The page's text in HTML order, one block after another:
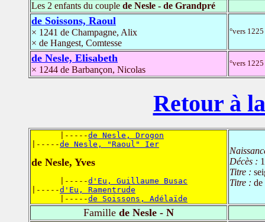
Les 2 enfants du couple de Nesle - de Grandpré
de Soissons, Raoul
× 1241 de Champagne, Alix
× de Hangest, Comtesse
°vers
de Nesle, Elisabeth
× 1244 de Barbançon, Nicolas
°vers
Retour à
      |-----
de Nesle, Drogon
|-----de Nesle, "Raoul" Ier
de Nesle, Yves
      |-----
d'Eu, Guillaume Busac
|-----d'Eu, Ramentrude
      |-----
de Soissons, Adélaïde
Décès :
Titre :
Titre : de
Famille de Nesle - N